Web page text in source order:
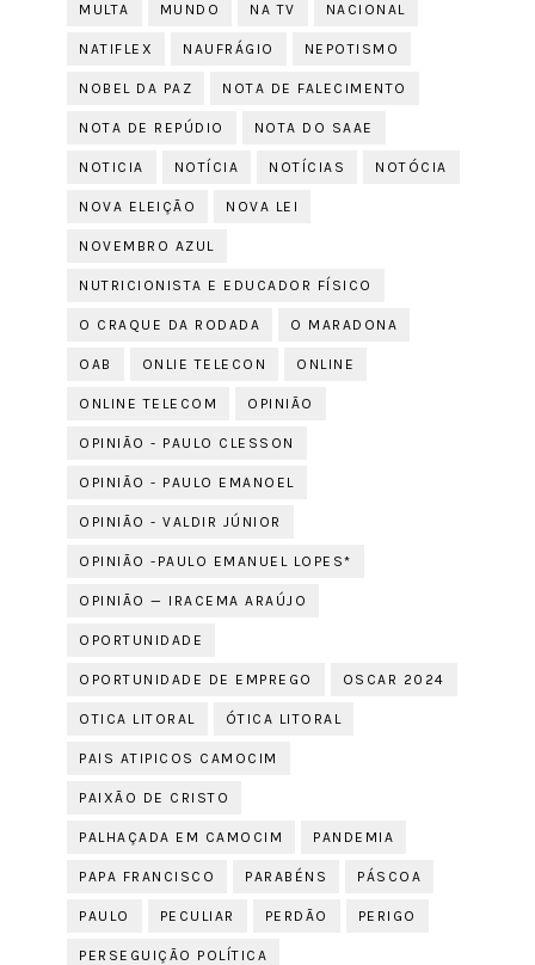
MULTA MUNDO NA TV NACIONAL
NATIFLEX NAUFRÁGIO NEPOTISMO
NOBEL DA PAZ NOTA DE FALECIMENTO
NOTA DE REPÚDIO NOTA DO SAAE
NOTICIA NOTÍCIA NOTÍCIAS NOTÓCIA
NOVA ELEIÇÃO NOVA LEI
NOVEMBRO AZUL
NUTRICIONISTA E EDUCADOR FÍSICO
O CRAQUE DA RODADA O MARADONA
OAB ONLIE TELECON ONLINE
ONLINE TELECOM OPINIÃO
OPINIÃO - PAULO CLESSON
OPINIÃO - PAULO EMANOEL
OPINIÃO - VALDIR JÚNIOR
OPINIÃO -PAULO EMANUEL LOPES*
OPINIÃO — IRACEMA ARAÚJO
OPORTUNIDADE
OPORTUNIDADE DE EMPREGO OSCAR 2024
OTICA LITORAL ÓTICA LITORAL
PAIS ATIPICOS CAMOCIM
PAIXÃO DE CRISTO
PALHAÇADA EM CAMOCIM PANDEMIA
PAPA FRANCISCO PARABÉNS PÁSCOA
PAULO PECULIAR PERDÃO PERIGO
PERSEGUIÇÃO POLÍTICA